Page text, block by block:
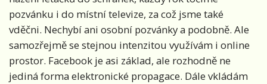
pozvánku i do místní televize, za což jsme také
vděčni. Nechybí ani osobní pozvánky a podobně. Ale
samozřejmě se stejnou intenzitou využívám i online
prostor. Facebook je asi základ, ale rozhodně ne
jediná forma elektronické propagace. Dále vkládám